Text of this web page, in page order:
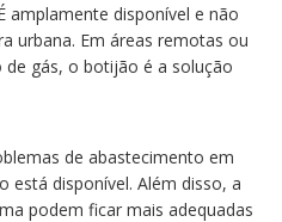
amplamente disponível e não
urbana. Em áreas remotas ou
de gás, o botijão é a solução
de abastecimento em
está disponível. Além disso, a
podem ficar mais adequadas